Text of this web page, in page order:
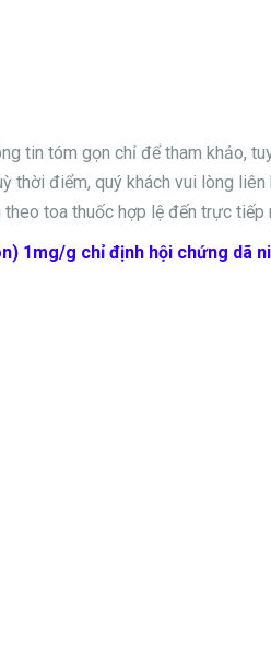
tin tóm gọn chỉ để tham khảo,
thời điểm, quý khách vui lòng
toa thuốc hợp lệ đến trực
1mg/g chỉ định hội chứng dã